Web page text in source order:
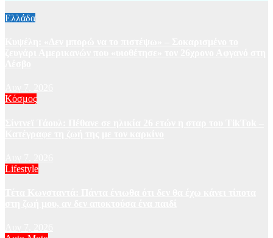
Ελλάδα
Κόσμος
Lifestyle